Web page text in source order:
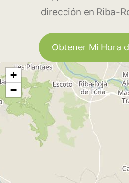
dirección en Riba-
Obtener Mi Hora
+
−